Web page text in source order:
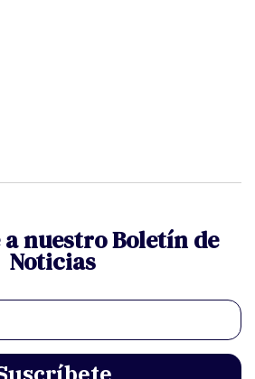
nuestro Boletín de
Noticias